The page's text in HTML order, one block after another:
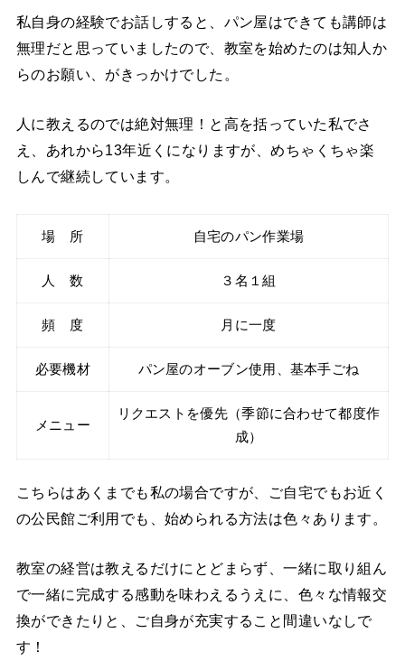
私自身の経験でお話しすると、パン屋はできても講師は
無理だと思っていましたので、教室を始めたのは知人か
らのお願い、がきっかけでした。
人に教えるのでは絶対無理！と高を括っていた私でさ
え、あれから13年近くになりますが、めちゃくちゃ楽
しんで継続しています。
場 所 自宅のパン作業場
人 数 ３名１組
頻 度 月に一度
必要機材 パン屋のオーブン使用、基本手ごね
メニュー
リクエストを優先（季節に合わせて都度作
成）
こちらはあくまでも私の場合ですが、ご自宅でもお近く
の公民館ご利用でも、始められる方法は色々あります。
教室の経営は教えるだけにとどまらず、一緒に取り組ん
で一緒に完成する感動を味わえるうえに、色々な情報交
換ができたりと、ご自身が充実すること間違いなしで
す！